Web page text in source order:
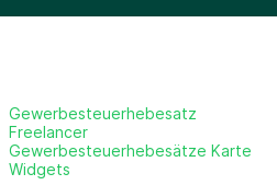
Gewerbesteuerhebesatz
Freelancer
Gewerbesteuerhebesätze Karte
Widgets